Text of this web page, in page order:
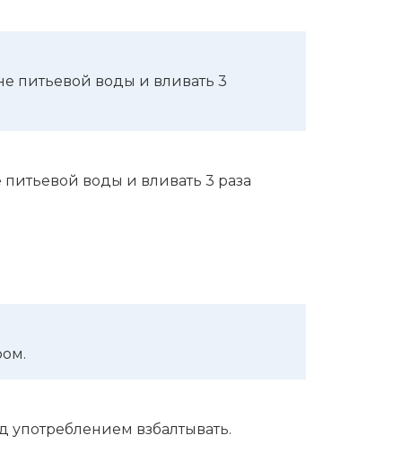
питье­вой воды и вливать 3
питье­вой воды и вливать 3 раза
взбал­ты­вать.